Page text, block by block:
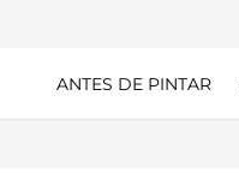
ANTES DE PINTAR